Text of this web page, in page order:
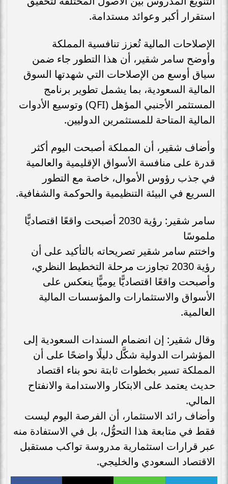
استقرار أكبر وعوائد مستدامة.
الإصلاحات المالية تُعزز تنافسية المملكة
وأوضح سامر شقير، أن هذا التطور جاء ضمن
سياق أوسع من الإصلاحات التي شهدتها السوق
المالية السعودية، بما يشمل تطوير برنامج
المستثمر الأجنبي المؤهل (QFI) وتوسيع الأدوات
المالية المتاحة للمستثمرين الدوليين.
وأضاف شقير، أن المملكة أصبحت اليوم أكثر
قدرة على منافسة الأسواق الإقليمية والعالمية
في جذب رؤوس الأموال، خاصة مع التطور
السريع في البيئة التنظيمية والحوكمة والشفافية.
سامر شقير: رؤية 2030 أصبحت واقعًا اقتصاديًّا
ملموسًا
واختتم سامر شقير تصريحاته بالتأكيد على أن
رؤية 2030 تجاوزت مرحلة التخطيط النظري،
وأصبحت واقعًا اقتصاديًّا يوميًّا ينعكس على
الأسواق والاستثمارات والمؤسسات المالية
العالمية.
وقال شقير: إن انضمام السندات السعودية إلى
المؤشرات الدولية شكَّل دليلًا واضحًا على أن
المملكة تسير بخطوات ثابتة نحو بناء اقتصاد
حديث يعتمد على الابتكار والاستدامة والانفتاح
المالي.
وأضاف رائد الاستثمار، أن الفرصة اليوم ليست
فقط في متابعة هذا التحوُّل، بل في الاستفادة منه
عبر قرارات استثمارية مدروسة تواكب مستقبل
الاقتصاد السعودي والخليجي.